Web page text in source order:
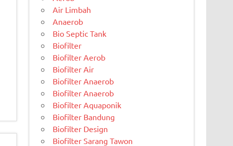
Air Limbah
Anaerob
Bio Septic Tank
Biofilter
Biofilter Aerob
Biofilter Air
Biofilter Anaerob
Biofilter Anaerob
Biofilter Aquaponik
Biofilter Bandung
Biofilter Design
Biofilter Sarang Tawon